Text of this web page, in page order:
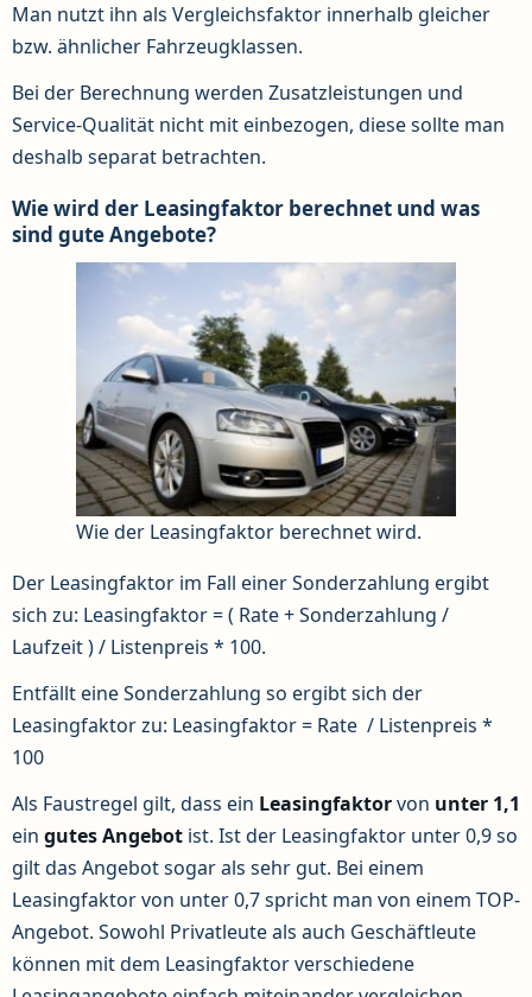
Man nutzt ihn als Vergleichsfaktor innerhalb gleicher
bzw. ähnlicher Fahrzeugklassen.
Bei der Berechnung werden Zusatzleistungen und
Service-Qualität nicht mit einbezogen, diese sollte man
deshalb separat betrachten.
Wie wird der Leasingfaktor berechnet und was
sind gute Angebote?
Wie der Leasingfaktor berechnet wird.
Der Leasingfaktor im Fall einer Sonderzahlung ergibt
sich zu: Leasingfaktor = ( Rate + Sonderzahlung /
Laufzeit ) / Listenpreis * 100.
Entfällt eine Sonderzahlung so ergibt sich der
Leasingfaktor zu: Leasingfaktor = Rate / Listenpreis *
100
Als Faustregel gilt, dass ein Leasingfaktorvon unter 1,1
ein gutes Angebot ist. Ist der Leasingfaktor unter 0,9 so
gilt das Angebot sogar als sehr gut. Bei einem
Leasingfaktor von unter 0,7 spricht man von einem TOP-
Angebot. Sowohl Privatleute als auch Geschäftleute
können mit dem Leasingfaktor verschiedene